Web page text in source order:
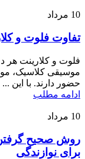
10 مرداد
تفاوت فلوت و
فلوت و کلارینت هر
موسیقی کلاسیک،
حضور دارند. با این ...
ادامه مطلب
10 مرداد
روش صحیح
برای نوازندگی